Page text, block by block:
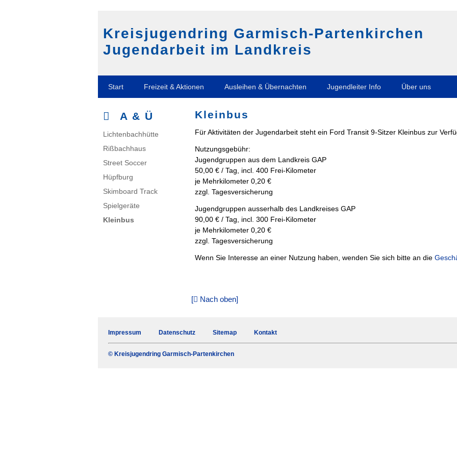
Kreisjugendring Garmisch-Partenkirchen
Jugendarbeit im Landkreis
Navigation
Start Freizeit & Aktionen Ausleihen & Übernachten Jugendleiter Info Über uns
Kleinbus
Für Aktivitäten der Jugendarbeit steht ein Ford Transit 9-Sitzer Kleinbus zur
Nutzungsgebühr:
Jugendgruppen aus dem Landkreis GAP
50,00 € / Tag, incl. 400 Frei-Kilometer
je Mehrkilometer 0,20 €
zzgl. Tagesversicherung
Jugendgruppen ausserhalb des Landkreises GAP
90,00 € / Tag, incl. 300 Frei-Kilometer
je Mehrkilometer 0,20 €
zzgl. Tagesversicherung
Wenn Sie Interesse an einer Nutzung haben, wenden Sie sich bitte an die
[ Nach oben]
A & Ü
Navigation
Lichtenbachhütte
Rißbachhaus
Street Soccer
Hüpfburg
Skimboard Track
Spielgeräte
Kleinbus
Navigation
überspringen
Impressum Datenschutz Sitemap Kontakt
© Kreisjugendring Garmisch-Partenkirchen